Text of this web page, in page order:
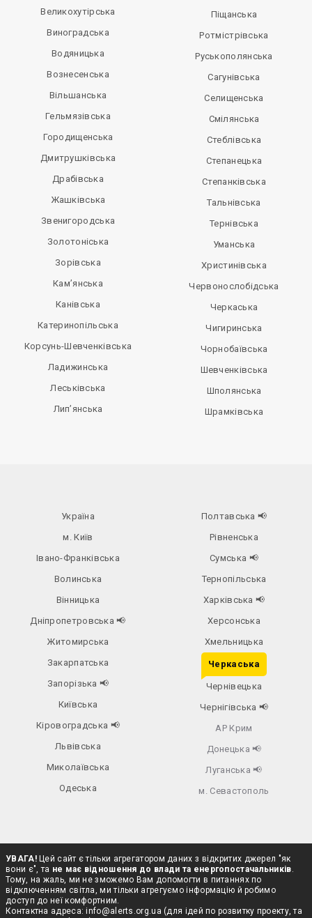
Великохутірська
Виноградська
Водяницька
Вознесенська
Вільшанська
Гельмязівська
Городищенська
Дмитрушківська
Драбівська
Жашківська
Звенигородська
Золотоніська
Зорівська
Кам’янська
Канівська
Катеринопільська
Корсунь-Шевченківська
Ладижинська
Леськівська
Лип’янська
Піщанська
Ротмістрівська
Руськополянська
Сагунівська
Селищенська
Смілянська
Стеблівська
Степанецька
Степанківська
Тальнівська
Тернівська
Уманська
Христинівська
Червонослобідська
Черкаська
Чигиринська
Чорнобаївська
Шевченківська
Шполянська
Шрамківська
Україна
м. Київ
Івано-Франківська
Волинська
Вінницька
Дніпропетровська📢
Житомирська
Закарпатська
Запорізька 📢
Київська
Кіровоградська 📢
Львівська
Миколаївська
Одеська
Полтавська 📢
Рівненська
Сумська 📢
Тернопільська
Харківська 📢
Херсонська
Хмельницька
Черкаська
Чернівецька
Чернігівська 📢
АР Крим
Донецька 📢
Луганська 📢
м. Севастополь
УВАГА!Цей сайт є тільки агрегатором даних з відкритих джерел "як
вони є", та не має відношення до влади та енергопостачальників.
Тому, на жаль, ми не зможемо Вам допомогти в питаннях по
відключенням світла, ми тільки агрегуємо інформацію й робимо
доступ до неї комфортним.
Контактна адреса:info@alerts.org.ua (для ідей по розвитку проекту, та